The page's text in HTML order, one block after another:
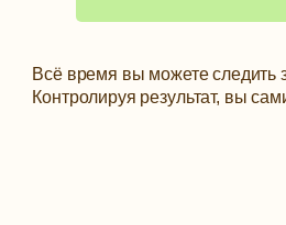
Всё время вы можете следить
Контролируя результат, вы